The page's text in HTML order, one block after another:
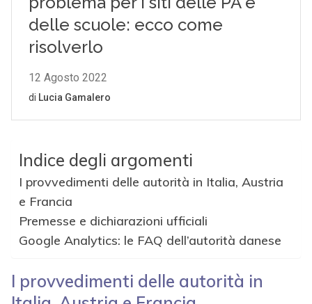
Indice degli argomenti
I provvedimenti delle autorità in Italia, Austria
e Francia
Premesse e dichiarazioni ufficiali
Google Analytics: le FAQ dell’autorità danese
I provvedimenti delle autorità in